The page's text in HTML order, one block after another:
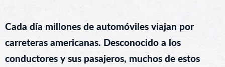
Cada día millones de automóviles viajan por
carreteras americanas. Desconocido a los
conductores y sus pasajeros, muchos de estos